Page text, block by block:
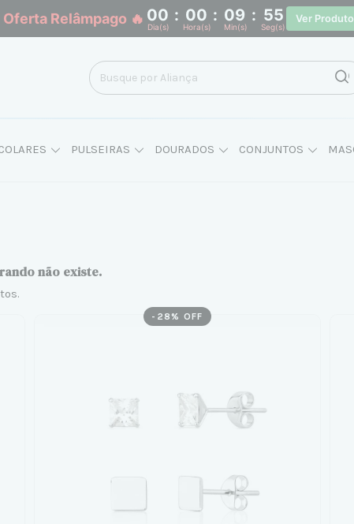
Oferta Relâmpago 🔥 00 : 00 : 09 : 54
Dia(s) Hora(s) Min(s) Seg(s)
Ver
PULSEIRAS DOURADOS CONJUNTOS
não existe.
- 28 % OFF